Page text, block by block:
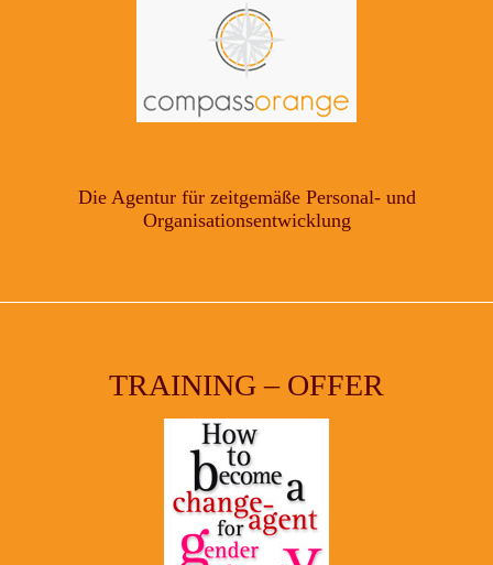
Die Agentur für zeitgemäße Personal- und
Organisationsentwicklung
TRAINING – OFFER